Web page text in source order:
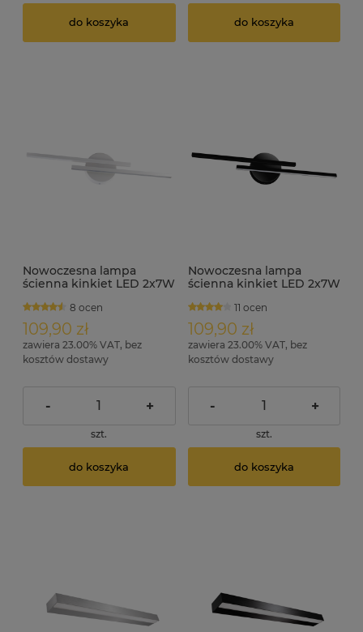
do koszyka do koszyka
Nowoczesna lampa
ścienna kinkiet LED 2x7W
8 ocen
109,90 zł
zawiera 23.00% VAT, bez
kosztów dostawy
- +
szt.
do koszyka
Nowoczesna lampa
ścienna kinkiet LED 2x7W
11 ocen
109,90 zł
zawiera 23.00% VAT, bez
kosztów dostawy
- +
szt.
do koszyka